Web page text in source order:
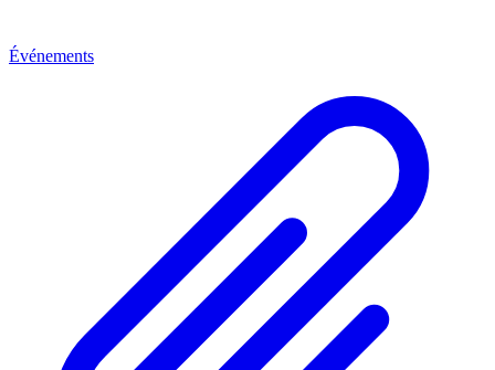
Événements